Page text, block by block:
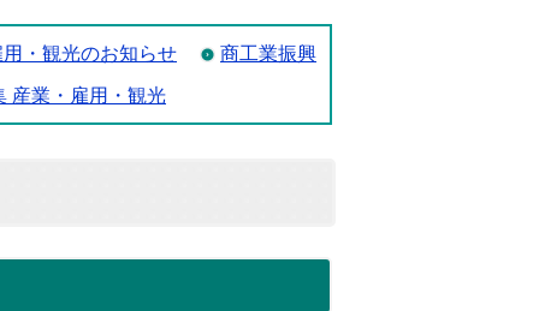
・観光のお知らせ 商工業振興
産業・雇用・観光